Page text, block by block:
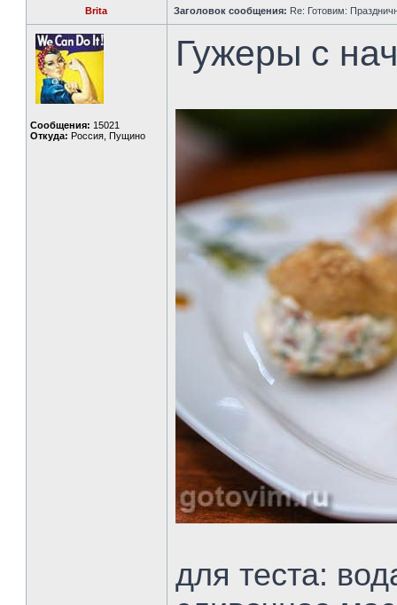
Brita Заголовок сообщения: Re: Готовим:
Сообщения: 15021
Откуда: Россия, Пущино
Гужеры с
для теста: